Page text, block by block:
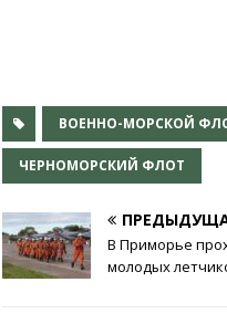
ВОЕННО-МОРСКОЙ
ЧЕРНОМОРСКИЙ ФЛОТ
В Приморье
молодых